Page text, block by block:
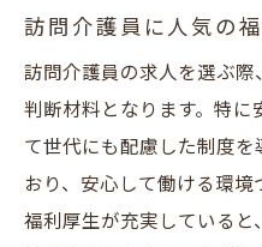
訪問介護員に人気の
訪問介護員の求人を選ぶ
判断材料となります。特に
て世代にも配慮した制度
おり、安心して働ける環境
福利厚生が充実している